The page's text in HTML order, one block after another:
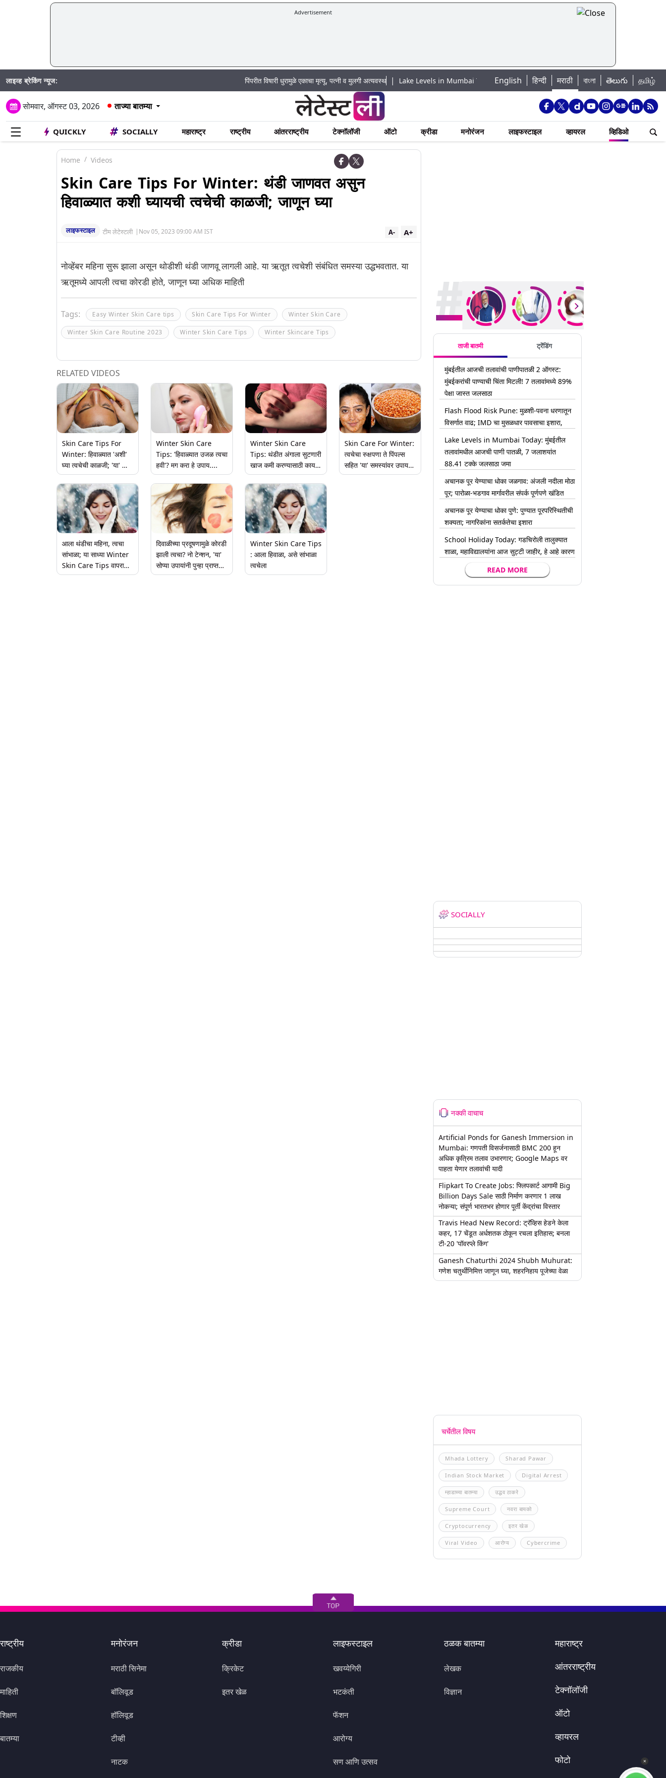
Advertisement
लाइव्ह ब्रेकिंग न्यूज: पिंपरीत विषारी धुरामुळे एकाचा मृत्यू, पत्नी व मुलगी अत्यवस्थ|Lake Levels in Mumbai Today: मुंबईतील तलावांमधील आजची पाणी पातळी, 7 जलाशयांत 88.41 टक्के जलसाठा
English हिन्दी मराठी বাংলা తెలుగు தமிழ்
सोमवार, ऑगस्ट 03, 2026 ताज्या बातम्या
QUICKLY SOCIALLY महाराष्ट्र राष्ट्रीय आंतरराष्ट्रीय टेक्नॉलॉजी ऑटो क्रीडा मनोरंजन लाइफस्टाइल व्हायरल व्हिडिओ
Home Videos
Skin Care Tips For Winter: थंडी जाणवत असुन
हिवाळ्यात कशी घ्यायची त्वचेची काळजी; जाणून घ्या
लाइफस्टाइल टीम लेटेस्टली | Nov 05, 2023 09:00 AM IST A+
A-
नोव्हेंबर महिना सुरू झाला असून थोडीशी थंडी जाणवू लागली आहे. या ऋतूत त्वचेशी संबंधित समस्या उद्धभवतात. या
ऋतूमध्ये आपली त्वचा कोरडी होते, जाणून घ्या अधिक माहिती
Tags: Easy Winter Skin Care tips Skin Care Tips For Winter Winter Skin Care
Winter Skin Care Routine 2023 Winter Skin Care Tips Winter Skincare Tips
RELATED VIDEOS
Skin Care Tips For
Winter: हिवाळ्यात 'अशी'
घ्या त्वचेची काळजी; 'या' खास
टीप्सचा वापर करून मिळवा
कोरड्या त्वचेवर परफेक्ट
सोलूशन
Winter Skin Care
Tips: 'हिवाळ्यात उजळ त्वचा
हवी'? मग करा हे उपाय....
Winter Skin Care
Tips: थंडीत अंगाला सुटणारी
खाज कमी करण्यासाठी काय
कराल?, जाणून घ्या काही
सोप्प्या घरगुती टिप्स
Skin Care For Winter:
त्वचेचा रुक्षपणा ते पिंपल्स
सहित 'या' समस्यांवर उपाय
आहे मसूर डाळ; घरीच बनवा
आला थंडीचा महिना, त्वचा
सांभाळा; या साध्या Winter
Skin Care Tips वापरा
आणि रहा हेल्दी
दिवाळीच्या प्रदूषणामुळे कोरडी
झाली त्वचा? नो टेन्शन, 'या'
सोप्या उपायांनी पुन्हा प्राप्त
करा नितळ आणि मुलायम
Winter Skin Care Tips
: आला हिवाळा, असे सांभाळा
त्वचेला
ताजी बातमी ट्रेंडिंग
मुंबईतील आजची तलावांची पाणीपातळी 2 ऑगस्ट:
मुंबईकरांची पाण्याची चिंता मिटली! 7 तलावांमध्ये 89%
पेक्षा जास्त जलसाठा
Flash Flood Risk Pune: मुळशी-पवना धरणातून
विसर्गात वाढ; IMD चा मुसळधार पावसाचा इशारा,
Lake Levels in Mumbai Today: मुंबईतील
तलावांमधील आजची पाणी पातळी, 7 जलाशयांत
88.41 टक्के जलसाठा जमा
अचानक पूर येण्याचा धोका जळगाव: अंजली नदीला मोठा
पूर; पारोळा-भडगाव मार्गावरील संपर्क पूर्णपणे खंडित
अचानक पूर येण्याचा धोका पुणे: पुण्यात पूरपरिस्थितीची
शक्यता; नागरिकांना सतर्कतेचा इशारा
School Holiday Today: गडचिरोली तालुक्यात
शाळा, महाविद्यालयांना आज सुट्टी जाहीर, हे आहे कारण
READ MORE
SOCIALLY
नक्की वाचाच
Artificial Ponds for Ganesh Immersion in
Mumbai: गणपती विसर्जनासाठी BMC 200 हून
अधिक कृत्रिम तलाव उभारणार; Google Maps वर
पाहता येणार तलावांची यादी
Flipkart To Create Jobs: फ्लिपकार्ट आगामी Big
Billion Days Sale साठी निर्माण करणार 1 लाख
नोकऱ्या; संपूर्ण भारतभर होणार पूर्ती केंद्रांचा विस्तार
Travis Head New Record: ट्रॅव्हिस हेडने केला
कहर, 17 चेंडूत अर्धशतक ठोकून रचला इतिहास; बनला
टी-20 'पॉवरप्ले किंग'
Ganesh Chaturthi 2024 Shubh Muhurat:
गणेश चतुर्थीनिमित्त जाणून घ्या, शहरनिहाय पूजेच्या वेळा
चर्चेतील विषय
Mhada Lottery Sharad Pawar
Indian Stock Market Digital Arrest
म्हाडाच्या बातम्या उद्धव ठाकरे
Supreme Court नवरा बायको
Cryptocurrency इतर खेळ
Viral Video आरोग्य Cybercrime
राष्ट्रीय
राजकीय
माहिती
शिक्षण
बातम्या
मनोरंजन
मराठी सिनेमा
बॉलिवूड
हॉलिवूड
टीव्ही
नाटक
क्रीडा
क्रिकेट
इतर खेळ
लाइफस्टाइल
खवय्येगिरी
भटकंती
फॅशन
आरोग्य
सण आणि उत्सव
ठळक बातम्या
लेखक
विज्ञान
महाराष्ट्र
आंतरराष्ट्रीय
टेक्नॉलॉजी
ऑटो
व्हायरल
फोटो